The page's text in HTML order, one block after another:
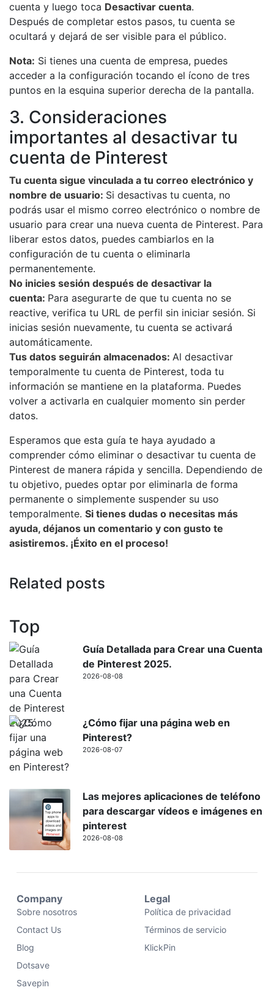
cuenta y luego toca Desactivar cuenta.
Después de completar estos pasos, tu cuenta se
ocultará y dejará de ser visible para el público.
Nota: Si tienes una cuenta de empresa, puedes
acceder a la configuración tocando el ícono de tres
puntos en la esquina superior derecha de la pantalla.
3. Consideraciones
importantes al desactivar tu
cuenta de Pinterest
Tu cuenta sigue vinculada a tu correo electrónico y
nombre de usuario: Si desactivas tu cuenta, no
podrás usar el mismo correo electrónico o nombre de
usuario para crear una nueva cuenta de Pinterest. Para
liberar estos datos, puedes cambiarlos en la
configuración de tu cuenta o eliminarla
permanentemente.
No inicies sesión después de desactivar la
cuenta: Para asegurarte de que tu cuenta no se
reactive, verifica tu URL de perfil sin iniciar sesión. Si
inicias sesión nuevamente, tu cuenta se activará
automáticamente.
Tus datos seguirán almacenados: Al desactivar
temporalmente tu cuenta de Pinterest, toda tu
información se mantiene en la plataforma. Puedes
volver a activarla en cualquier momento sin perder
datos.
Esperamos que esta guía te haya ayudado a
comprender cómo eliminar o desactivar tu cuenta de
Pinterest de manera rápida y sencilla. Dependiendo de
tu objetivo, puedes optar por eliminarla de forma
permanente o simplemente suspender su uso
temporalmente. Si tienes dudas o necesitas más
ayuda, déjanos un comentario y con gusto te
asistiremos. ¡Éxito en el proceso!
Related posts
Top
Guía Detallada para Crear una Cuenta
de Pinterest 2025.
2026-08-08
¿Cómo fijar una página web en
Pinterest?
2026-08-07
Las mejores aplicaciones de teléfono
para descargar vídeos e imágenes en
pinterest
2026-08-08
Company
Sobre nosotros
Contact Us
Blog
Dotsave
Savepin
Legal
Política de privacidad
Términos de servicio
KlickPin